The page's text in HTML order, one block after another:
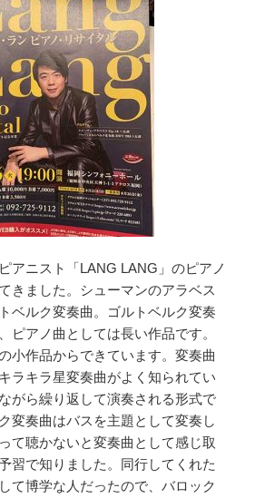
アニスト「LANG LANG」のピアノ
きました。シューマンのアラベス
ベルク変奏曲。ゴルトベルク変奏
ピアノ曲としては長い作品です。
小作品からできています。変奏曲
ラキラ星変奏曲がよく知られてい
がら繰り返して演奏される形式で
変奏曲はバスを主題として変奏し
て聴かないと変奏曲として感じ取
習で知りました。同行してくれた
て博学な人だったので、バロック